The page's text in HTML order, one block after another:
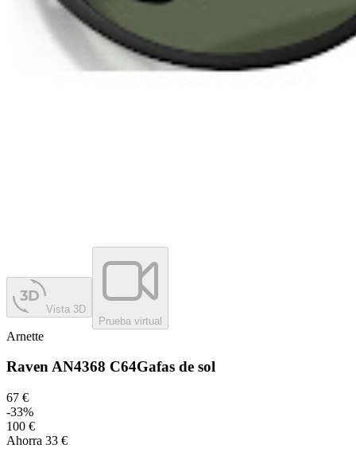
Vista 3D
Prueba virtual
Arnette
Raven AN4368 C64Gafas de sol
67 €
-33%
100 €
Ahorra 33 €